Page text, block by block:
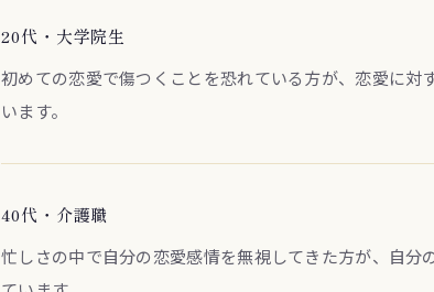
20代・大学院生
初めての恋愛で傷つくことを恐れている方が、恋愛に
います。
40代・介護職
忙しさの中で自分の恋愛感情を無視してきた方が、自